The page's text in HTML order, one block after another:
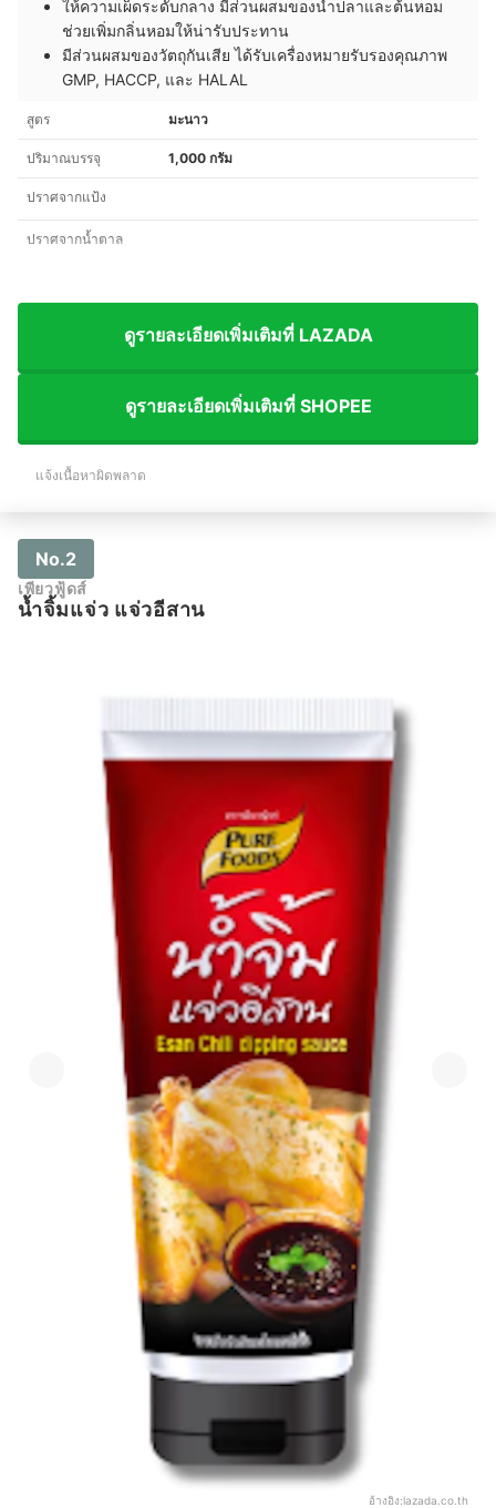
ให้ความเผ็ดระดับกลาง มีส่วนผสมของน้ำปลาและต้นหอม
ช่วยเพิ่มกลิ่นหอมให้น่ารับประทาน
มีส่วนผสมของวัตถุกันเสีย ได้รับเครื่องหมายรับรองคุณภาพ
GMP, HACCP, และ HALAL
สูตร มะนาว
ปริมาณบรรจุ 1,000 กรัม
ปราศจากแป้ง
ปราศจากน้ำตาล
ดูรายละเอียดเพิ่มเติมที่ LAZADA
ดูรายละเอียดเพิ่มเติมที่ SHOPEE
แจ้งเนื้อหาผิดพลาด
No.2
เพียวฟู้ดส์
น้ำจิ้มแจ่ว แจ่วอีสาน
อ้างอิง:lazada.co.th